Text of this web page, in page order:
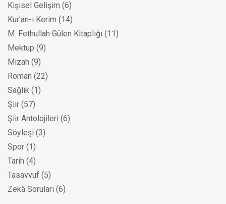
Kişisel Gelişim (6)
Kur'an-ı Kerim (14)
M. Fethullah Gülen Kitaplığı (11)
Mektup (9)
Mizah (9)
Roman (22)
Sağlık (1)
Şiir (57)
Şiir Antolojileri (6)
Söyleşi (3)
Spor (1)
Tarih (4)
Tasavvuf (5)
Zekâ Soruları (6)